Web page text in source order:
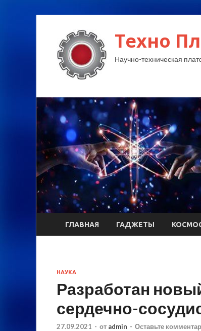
Техно
Научно-техническая
ГЛАВНАЯ ГАДЖЕТЫ
НАУКА
Разработан
сердечно-
27.09.2021 - от admin - Оставьте